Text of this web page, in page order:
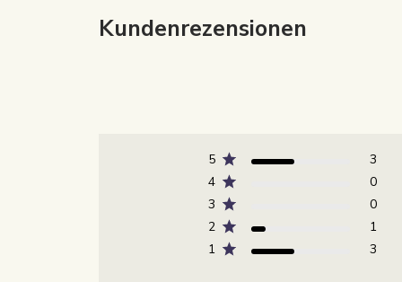
Kundenrezensionen
5
3
4
0
3
0
2
1
1
3